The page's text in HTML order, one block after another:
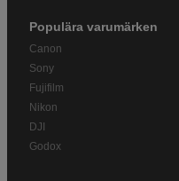
Populära varumärken
Canon
Sony
Fujifilm
Nikon
DJI
Godox